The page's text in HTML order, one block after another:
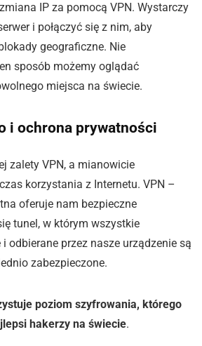
IP za pomocą VPN. Wystarczy
i połączyć się z nim, aby
geograficzne. Nie
sposób możemy oglądać
miejsca na świecie.
i ochrona prywatności
zalety VPN, a mianowicie
korzystania z Internetu. VPN –
oferuje nam bezpieczne
tunel, w którym wszystkie
odbierane przez nasze urządzenie są
zabezpieczone.
poziom szyfrowania, którego
hakerzy na świecie.